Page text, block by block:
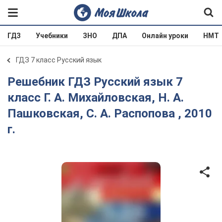
ГДЗ Учебники ЗНО ДПА Онлайн уроки НМТ
ГДЗ 7 класс Русский язык
Решебник ГДЗ Русский язык 7
класс Г. А. Михайловская, Н. А.
Пашковская, С. А. Распопова , 2010
г.